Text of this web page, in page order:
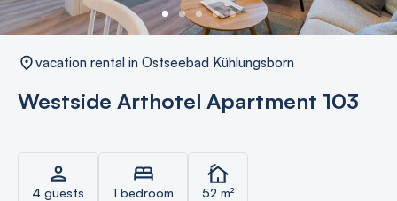
vacation rental in Ostseebad Kühlungsborn
Westside Arthotel Apartment 103
4 guests 1 bedroom 52 m²